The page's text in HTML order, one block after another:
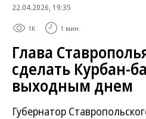
22.04.2026, 19:35
1K 1 мин.
Глава
сделать Курбан-
выходным днем
Губернатор